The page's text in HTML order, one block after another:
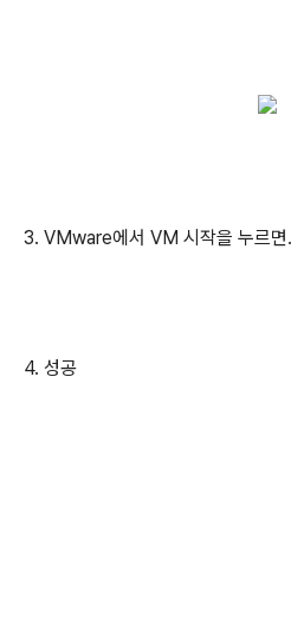
3. VMware에서 VM 시작을 누르면
4. 성공